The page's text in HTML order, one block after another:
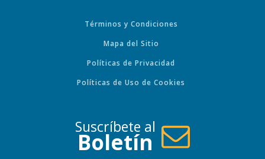
Términos y Condiciones
Mapa del Sitio
Políticas de Privacidad
Políticas de Uso de Cookies
Suscríbete al
Boletín